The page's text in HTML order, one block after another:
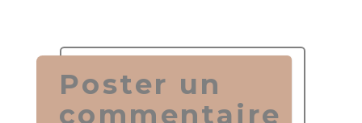
Poster un
commentaire